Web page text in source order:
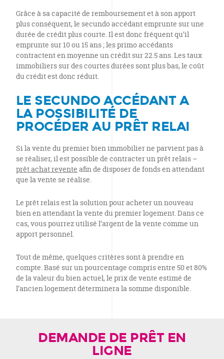
Grâce à sa capacité de remboursement et à son apport
plus conséquent, le secundo accédant emprunte sur une
durée de crédit plus courte. Il est donc fréquent qu’il
emprunte sur 10 ou 15 ans ; les primo accédants
contractent en moyenne un crédit sur 22.5 ans. Les taux
immobiliers sur des courtes durées sont plus bas, le coût
du crédit est donc réduit.
LE SECUNDO ACCÉDANT A
LA POSSIBILITÉ DE
PROCÉDER AU PRÊT RELAI
Si la vente du premier bien immobilier ne parvient pas à
se réaliser, il est possible de contracter un prêt relais –
prêt achat revente afin de disposer de fonds en attendant
que la vente se réalise.
Le prêt relais est la solution pour acheter un nouveau
bien en attendant la vente du premier logement. Dans ce
cas, vous pourrez utilisé l’argent de la vente comme un
apport personnel.
Tout de même, quelques critères sont à prendre en
compte. Basé sur un pourcentage compris entre 50 et 80%
de la valeur du bien actuel, le prix de vente estimé de
l’ancien logement déterminera la somme disponible.
DEMANDE DE PRÊT EN
LIGNE